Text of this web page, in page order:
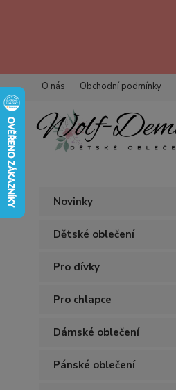
O nás Obchodní podmínky
Novinky
Dětské oblečení
Pro dívky
Pro chlapce
Dámské oblečení
Pánské oblečení